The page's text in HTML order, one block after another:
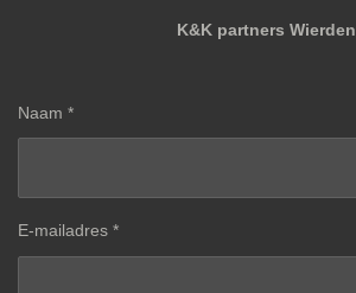
K&K partners Wierden
Naam *
E-mailadres *